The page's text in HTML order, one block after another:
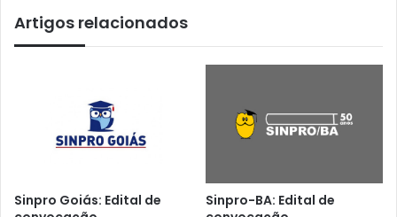
Artigos relacionados
Sinpro Goiás: Edital de
Sinpro-BA: Edital de